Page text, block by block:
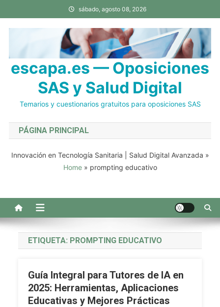
al
contenido
sábado, agosto 08, 2026
escapa.es — Oposiciones
SAS y Salud Digital
Temarios y cuestionarios gratuitos para oposiciones SAS
PÁGINA PRINCIPAL
Innovación en Tecnología Sanitaria | Salud Digital Avanzada »
Home » prompting educativo
ETIQUETA: PROMPTING EDUCATIVO
Guía Integral para Tutores de IA en
2025: Herramientas, Aplicaciones
Educativas y Mejores Prácticas